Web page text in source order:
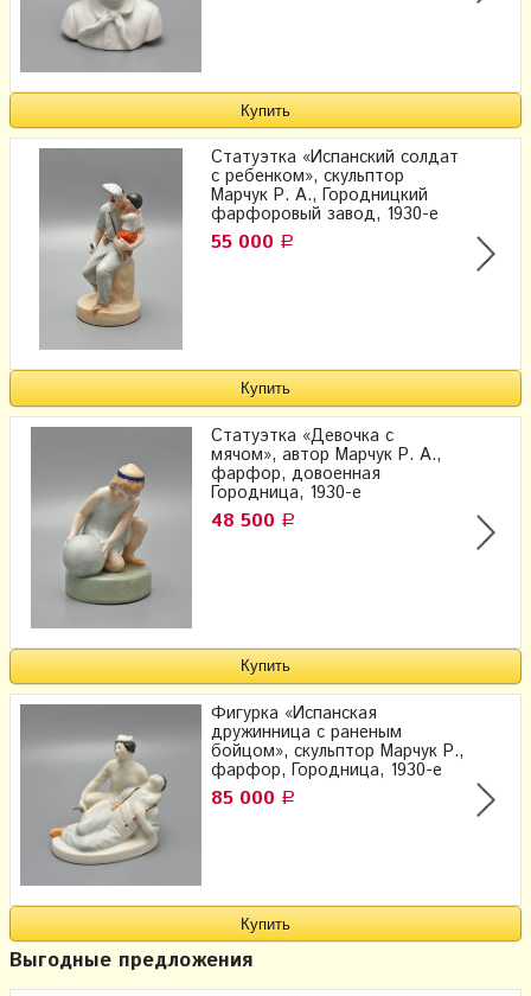
Статуэтка «Испанский солдат
с ребенком», скульптор
Марчук Р. А., Городницкий
фарфоровый завод, 1930-е
55 000 Р
Статуэтка «Девочка с
мячом», автор Марчук Р. А.,
фарфор, довоенная
Городница, 1930-е
48 500 Р
Фигурка «Испанская
дружинница с раненым
бойцом», скульптор Марчук Р.,
фарфор, Городница, 1930-е
85 000 Р
Выгодные предложения